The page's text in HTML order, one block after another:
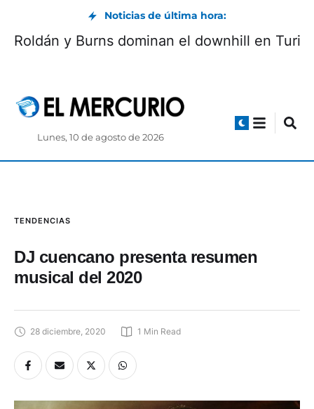
Noticias de última hora:
Roldán y Burns dominan el downhill en Turi
Lunes, 10 de agosto de 2026
TENDENCIAS
DJ cuencano presenta resumen
musical del 2020
28 diciembre, 2020 1 Min Read